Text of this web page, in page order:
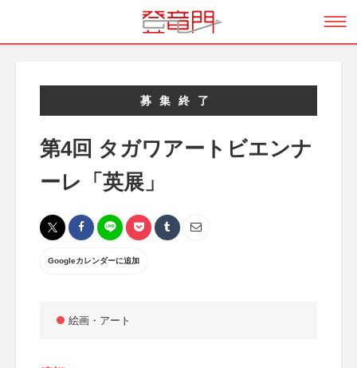
募集終了
第4回 タガワアートビエンナ
ーレ「英展」
Googleカレンダーに追加
絵画・アート